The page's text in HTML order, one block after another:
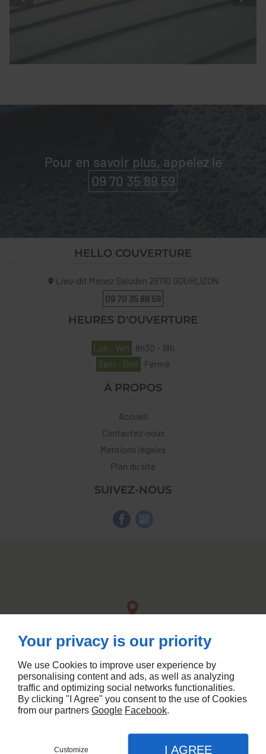
Pour en savoir plus, appelez le
09 70 35 89 59
HELLO COUVERTURE
Lieu-dit Menez Saluden 29710 GOURLIZON
09 70 35 89 59
HEURES D'OUVERTURE
Lun - Ven
8h30 - 18h
Sam - Dim
Fermé
À PROPOS
Accueil
Contactez-nous
Mentions légales
Plan du site
SUIVEZ-NOUS
Conception de site web
Your privacy is our priority
We use Cookies to improve user experience by
personalising content and ads, as well as analyzing
traffic and optimizing social networks functionalities.
By clicking "I Agree" you consent to the use of Cookies
from our partners Google Facebook.
Customize I AGREE